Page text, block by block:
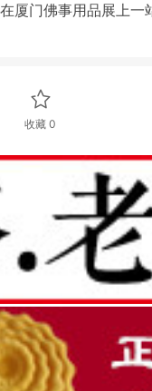
厦门佛事用品展上
收藏 0